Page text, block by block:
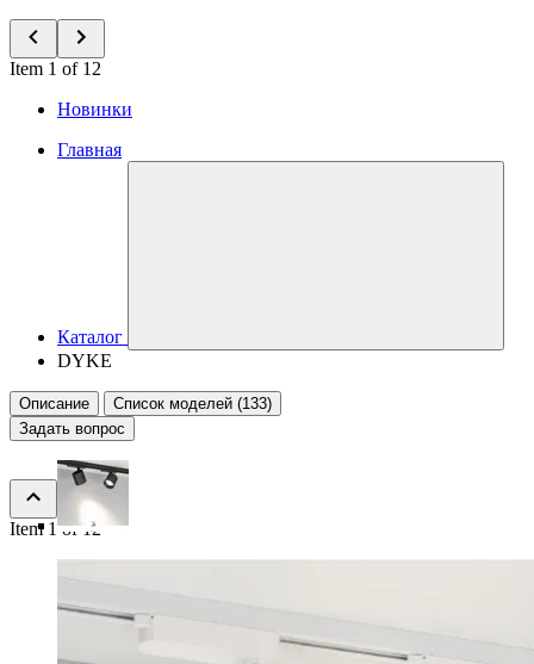
Item 1 of 12
Новинки
Главная
Каталог
DYKE
Описание
Список моделей (133)
Задать вопрос
Item 1 of 12